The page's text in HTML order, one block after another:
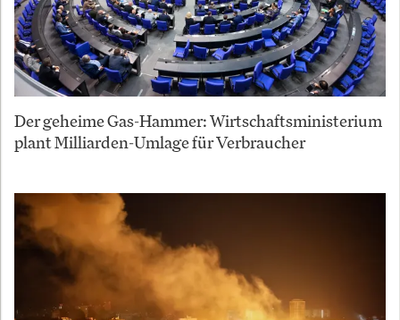
Der geheime Gas-Hammer: Wirtschaftsministerium
plant Milliarden-Umlage für Verbraucher